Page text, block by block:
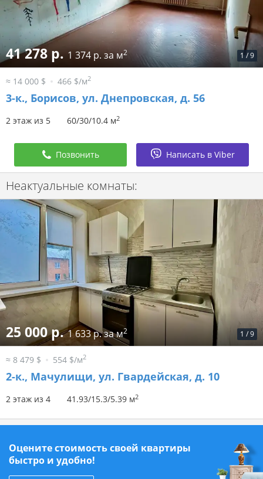
1 /9
41 278 р.1 374 р. за м2
≈ 14 000 $ 466 $/м2
3-к., Борисов, ул. Днепровская, д. 56
2 этаж из 5 60/30/10.4 м2
Позвонить Написать в Viber
Неактуальные комнаты:
1 /9
25 000 р.1 633 р. за м2
≈ 8 479 $ 554 $/м2
2-к., Мачулищи, ул. Гвардейская, д. 10
2 этаж из 4 41.93/15.3/5.39 м2
Оцените стоимость своей квартиры
быстро и удобно!